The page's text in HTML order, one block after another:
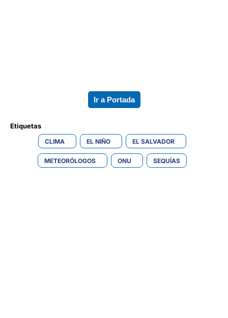
Ir a Portada
Etiquetas
CLIMA EL NIÑO EL SALVADOR
METEORÓLOGOS ONU SEQUÍAS